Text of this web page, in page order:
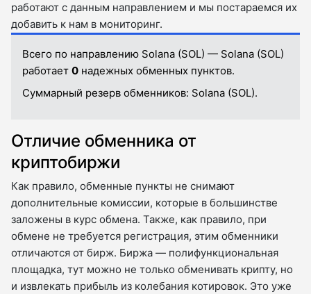
работают с данным направлением и мы постараемся их
добавить к нам в мониторинг.
Всего по направлению Solana (SOL) — Solana (SOL)
работает 0 надежных обменных пунктов.
Суммарный резерв обменников: Solana (SOL).
Отличие обменника от
криптобиржи
Как правило, обменные пункты не снимают
дополнительные комиссии, которые в большинстве
заложены в курс обмена. Также, как правило, при
обмене не требуется регистрация, этим обменники
отличаются от бирж. Биржа — полифункциональная
площадка, тут можно не только обменивать крипту, но
и извлекать прибыль из колебания котировок. Это уже